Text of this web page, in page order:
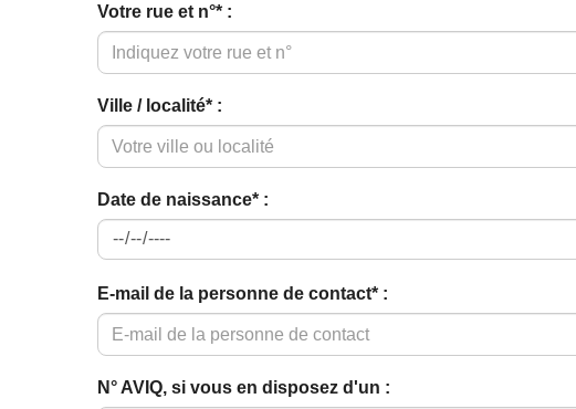
Votre rue et n°* :
Ville / localité* :
Date de naissance* :
E-mail de la personne de contact* :
N° AVIQ, si vous en disposez d'un :